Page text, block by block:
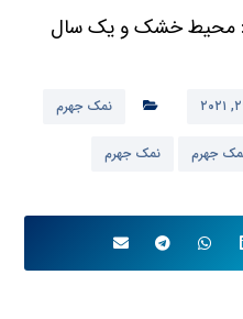
محیط خشک و یک سال
نمک جهرم
جهرم نمک جهرم